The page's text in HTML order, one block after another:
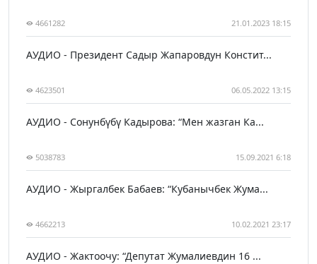
4661282 21.01.2023 18:15
АУДИО - Президент Садыр Жапаровдун Констит...
4623501 06.05.2022 13:15
АУДИО - Сонунбүбү Кадырова: “Мен жазган Ка...
5038783 15.09.2021 6:18
АУДИО - Жыргалбек Бабаев: “Кубанычбек Жума...
4662213 10.02.2021 23:17
АУДИО - Жактоочу: “Депутат Жумалиевдин 16 ...